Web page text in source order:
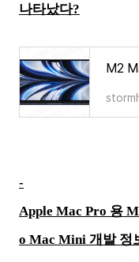
나타났다?
-
Apple Mac Pro 용
o Mac Mini 개발 정